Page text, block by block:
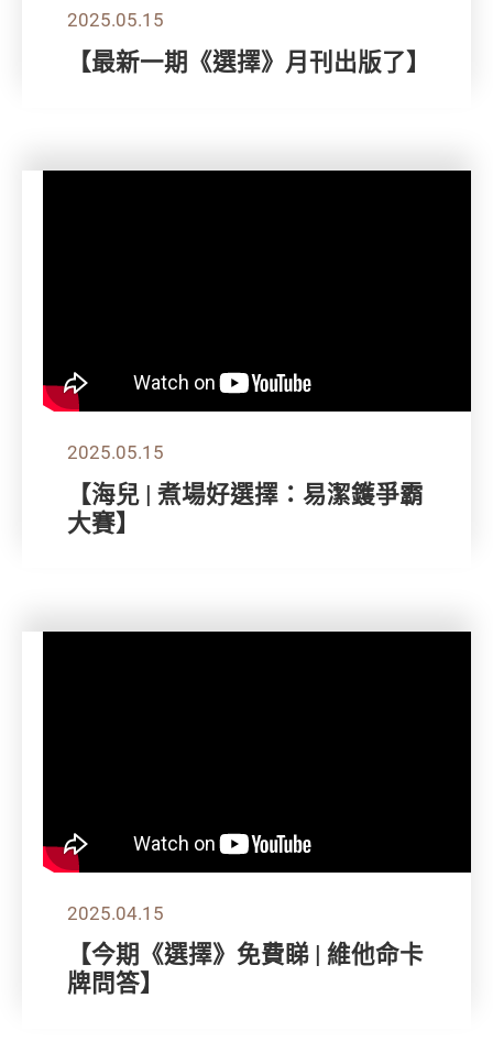
2025.05.15
【最新一期《選擇》月刊出版了】
2025.05.15
【海兒 | 煮場好選擇：易潔鑊爭霸
大賽】
2025.04.15
【今期《選擇》免費睇 | 維他命卡
牌問答】